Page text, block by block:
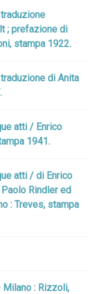
; prefazione di
stampa 1922.
di Anita
atti / Enrico
1941.
atti / di Enrico
Rindler ed
: Treves, stampa
Milano : Rizzoli,